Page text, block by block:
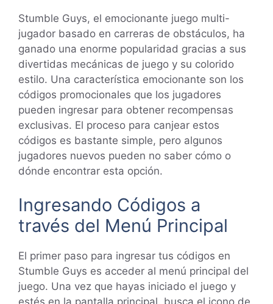
Stumble Guys, el emocionante juego multi-
jugador basado en carreras de obstáculos, ha
ganado una enorme popularidad gracias a sus
divertidas mecánicas de juego y su colorido
estilo. Una característica emocionante son los
códigos promocionales que los jugadores
pueden ingresar para obtener recompensas
exclusivas. El proceso para canjear estos
códigos es bastante simple, pero algunos
jugadores nuevos pueden no saber cómo o
dónde encontrar esta opción.
Ingresando Códigos a
través del Menú Principal
El primer paso para ingresar tus códigos en
Stumble Guys es acceder al menú principal del
juego. Una vez que hayas iniciado el juego y
estés en la pantalla principal, busca el icono de